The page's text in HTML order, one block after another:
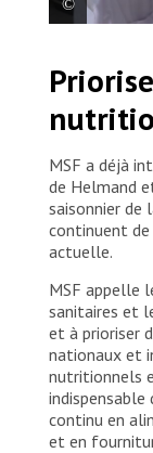
la
MSF a déjà
de Helmand
saisonnier de
continuent de
actuelle.
MSF appelle
sanitaires et
et à prioriser
nationaux et
nutritionnels
continu en
et en